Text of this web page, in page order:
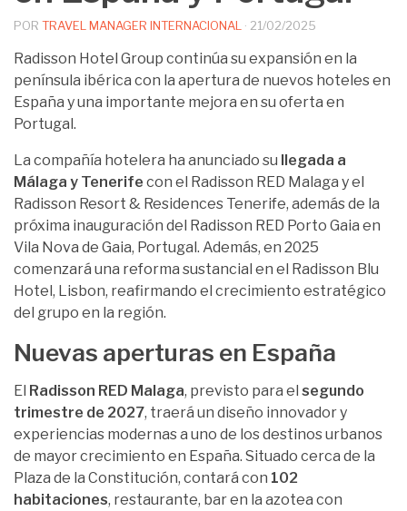
POR TRAVEL MANAGER INTERNACIONAL · 21/02/2025
Radisson Hotel Group continúa su expansión en la
península ibérica con la apertura de nuevos hoteles en
España y una importante mejora en su oferta en
Portugal.
La compañía hotelera ha anunciado su llegada a
Málaga y Tenerife con el Radisson RED Malaga y el
Radisson Resort & Residences Tenerife, además de la
próxima inauguración del Radisson RED Porto Gaia en
Vila Nova de Gaia, Portugal. Además, en 2025
comenzará una reforma sustancial en el Radisson Blu
Hotel, Lisbon, reafirmando el crecimiento estratégico
del grupo en la región.
Nuevas aperturas en España
El Radisson RED Malaga, previsto para el segundo
trimestre de 2027, traerá un diseño innovador y
experiencias modernas a uno de los destinos urbanos
de mayor crecimiento en España. Situado cerca de la
Plaza de la Constitución, contará con 102
habitaciones, restaurante, bar en la azotea con